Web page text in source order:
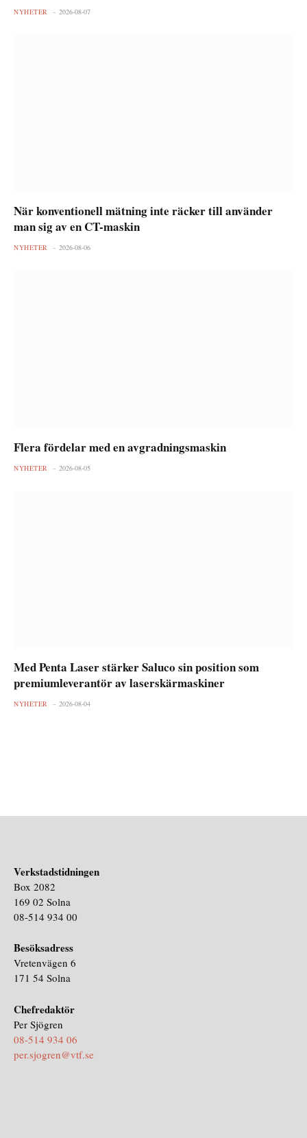
NYHETER 2026-08-07
När konventionell mätning inte räcker till använder
man sig av en CT-maskin
NYHETER 2026-08-06
Flera fördelar med en avgradningsmaskin
NYHETER 2026-08-05
Med Penta Laser stärker Saluco sin position som
premiumleverantör av laserskärmaskiner
NYHETER 2026-08-04
Verkstadstidningen
Box 2082
169 02 Solna
08-514 934 00
Besöksadress
Vretenvägen 6
171 54 Solna
Chefredaktör
Per Sjögren
08-514 934 06
per.sjogren@vtf.se